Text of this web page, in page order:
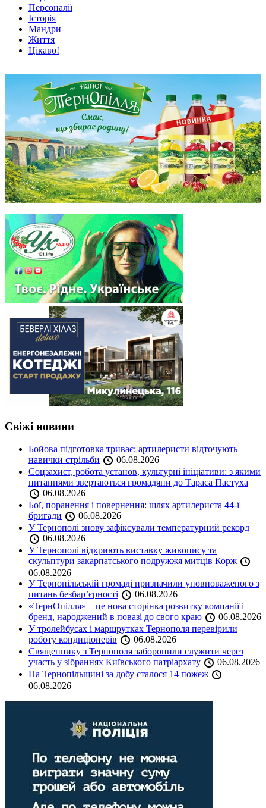
Персоналії
Історія
Мандри
Життя
Цікаво!
Свіжі новини
Бойова підготовка триває: артилеристи відточують
навички стрільби
06.08.2026
Соцзахист, робота установ, культурні ініціативи: з якими
питаннями звертаються громадяни до Тараса Пастуха
06.08.2026
Бої, поранення і повернення: шлях артилериста 44-ї
бригади
06.08.2026
У Тернополі знову зафіксували температурний рекорд
06.08.2026
У Тернополі відкриють виставку живопису та
скульптури закарпатського подружжя митців Корж
06.08.2026
У Тернопільській громаді призначили уповноваженого з
питань безбар’єрності
06.08.2026
«ТернОпілля» – це нова сторінка розвитку компанії і
бренд, народжений в повазі до свого краю
06.08.2026
У тролейбусах і маршрутках Тернополя перевірили
роботу кондиціонерів
06.08.2026
Священнику з Тернополя заборонили служити через
участь у зібраннях Київського патріархату
06.08.2026
На Тернопільщині за добу сталося 14 пожеж
06.08.2026